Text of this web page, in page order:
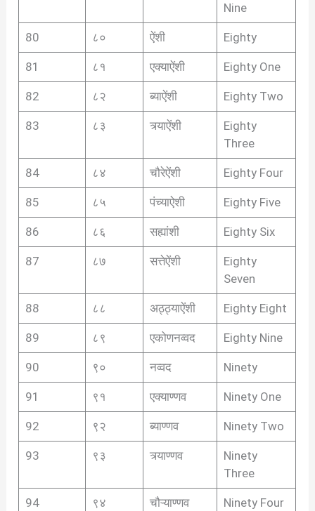
Nine
80 ८० ऐंशी Eighty
81 ८१ एक्याऐंशी Eighty One
82 ८२ ब्याऐंशी Eighty Two
83 ८३ त्र्याऐंशी
Eighty
Three
84 ८४ चौरेऐंशी Eighty Four
85 ८५ पंच्याऐशी Eighty Five
86 ८६ सह्यांशी Eighty Six
87 ८७ सत्तेऐंशी
Eighty
Seven
88 ८८ अठ्ठ्याऐंशी Eighty Eight
89 ८९ एकोणनव्वद Eighty Nine
90 ९० नव्वद Ninety
91 ९१ एक्याण्णव Ninety One
92 ९२ ब्याण्णव Ninety Two
93 ९३ त्र्याण्णव
Ninety
Three
94 ९४ चौऱ्याण्णव Ninety Four